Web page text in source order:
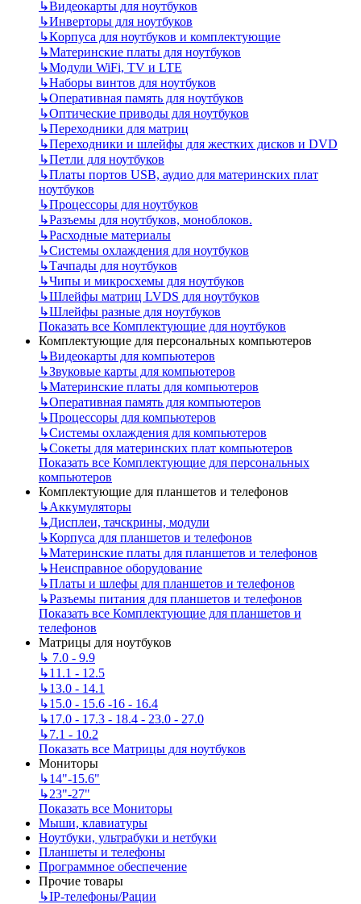
↳Видеокарты для ноутбуков
↳Инверторы для ноутбуков
↳Корпуса для ноутбуков и комплектующие
↳Материнские платы для ноутбуков
↳Модули WiFi, TV и LTE
↳Наборы винтов для ноутбуков
↳Оперативная память для ноутбуков
↳Оптические приводы для ноутбуков
↳Переходники для матриц
↳Переходники и шлейфы для жестких дисков и DVD
↳Петли для ноутбуков
↳Платы портов USB, аудио для материнских плат
ноутбуков
↳Процессоры для ноутбуков
↳Разъемы для ноутбуков, моноблоков.
↳Расходные материалы
↳Системы охлаждения для ноутбуков
↳Тачпады для ноутбуков
↳Чипы и микросхемы для ноутбуков
↳Шлейфы матриц LVDS для ноутбуков
↳Шлейфы разные для ноутбуков
Показать все Комплектующие для ноутбуков
Комплектующие для персональных компьютеров
↳Видеокарты для компьютеров
↳Звуковые карты для компьютеров
↳Материнские платы для компьютеров
↳Оперативная память для компьютеров
↳Процессоры для компьютеров
↳Системы охлаждения для компьютеров
↳Сокеты для материнских плат компьютеров
Показать все Комплектующие для персональных
компьютеров
Комплектующие для планшетов и телефонов
↳Аккумуляторы
↳Дисплеи, тачскрины, модули
↳Корпуса для планшетов и телефонов
↳Материнские платы для планшетов и телефонов
↳Неисправное оборудование
↳Платы и шлефы для планшетов и телефонов
↳Разъемы питания для планшетов и телефонов
Показать все Комплектующие для планшетов и
телефонов
Матрицы для ноутбуков
↳ 7.0 - 9.9
↳11.1 - 12.5
↳13.0 - 14.1
↳15.0 - 15.6 -16 - 16.4
↳17.0 - 17.3 - 18.4 - 23.0 - 27.0
↳7.1 - 10.2
Показать все Матрицы для ноутбуков
Мониторы
↳14"-15.6"
↳23"-27"
Показать все Мониторы
Мыши, клавиатуры
Ноутбуки, ультрабуки и нетбуки
Планшеты и телефоны
Программное обеспечение
Прочие товары
↳IP‑телефоны/Рации